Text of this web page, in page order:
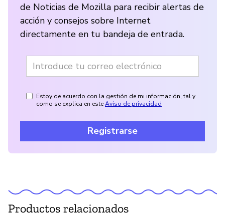
de Noticias de Mozilla para recibir alertas de
acción y consejos sobre Internet
directamente en tu bandeja de entrada.
Estoy de acuerdo con la gestión de mi información, tal y
como se explica en esteAviso de privacidad
Registrarse
Productos relacionados